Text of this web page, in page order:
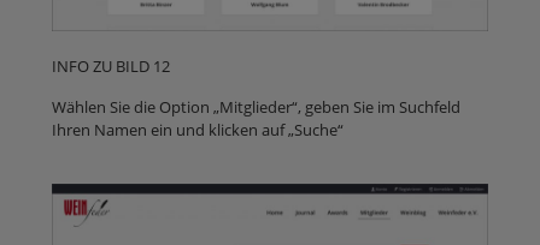
INFO ZU BILD 12
Wählen Sie die Option „Mitglieder“, geben Sie im Suchfeld
Ihren Namen ein und klicken auf „Suche“